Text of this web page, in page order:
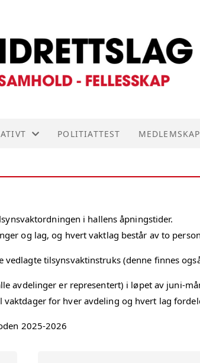
IL
POLITIATTEST MEDLEMSKAP
UTMELDING
i hallens åpningstider.
og lag, og hvert vaktlag består av to
tilsynsvaktinstruks (denne finnes
avdelinger er representert) i løpet av juni-
for hver avdeling og hvert lag
2025-2026